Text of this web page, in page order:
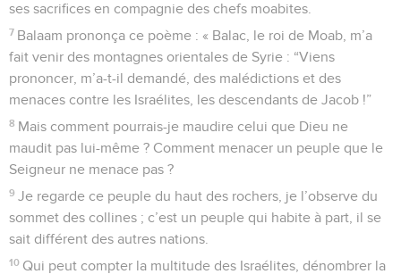
ses sacrifices en compagnie des chefs moabites.
7 Balaam prononça ce poème : « Balac, le roi de Moab, m’a
fait venir des montagnes orientales de Syrie : “Viens
prononcer, m’a-t-il demandé, des malédictions et des
menaces contre les Israélites, les descendants de Jacob !”
8 Mais comment pourrais-je maudire celui que Dieu ne
maudit pas lui-même ? Comment menacer un peuple que le
Seigneur ne menace pas ?
9 Je regarde ce peuple du haut des rochers, je l’observe du
sommet des collines ; c’est un peuple qui habite à part, il se
sait différent des autres nations.
10 Qui peut compter la multitude des Israélites, dénombrer la